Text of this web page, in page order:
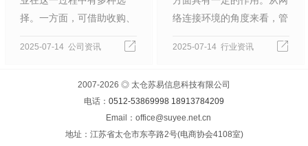
择。一方面，可借助收购、
关的重组方式达成规模扩张
2025-07-14 公司资讯
络连接环境的角度来看，管
接环境下，能够加快网页文
度较…
2025-07-14 行业资讯
2007-2026 ◎ 太仓苏易信息科技有限公司
电话： 0512-53869998 18913784209
Email：office@suyee.net.cn
地址：江苏省太仓市东亭路2号(电商协会4108室)